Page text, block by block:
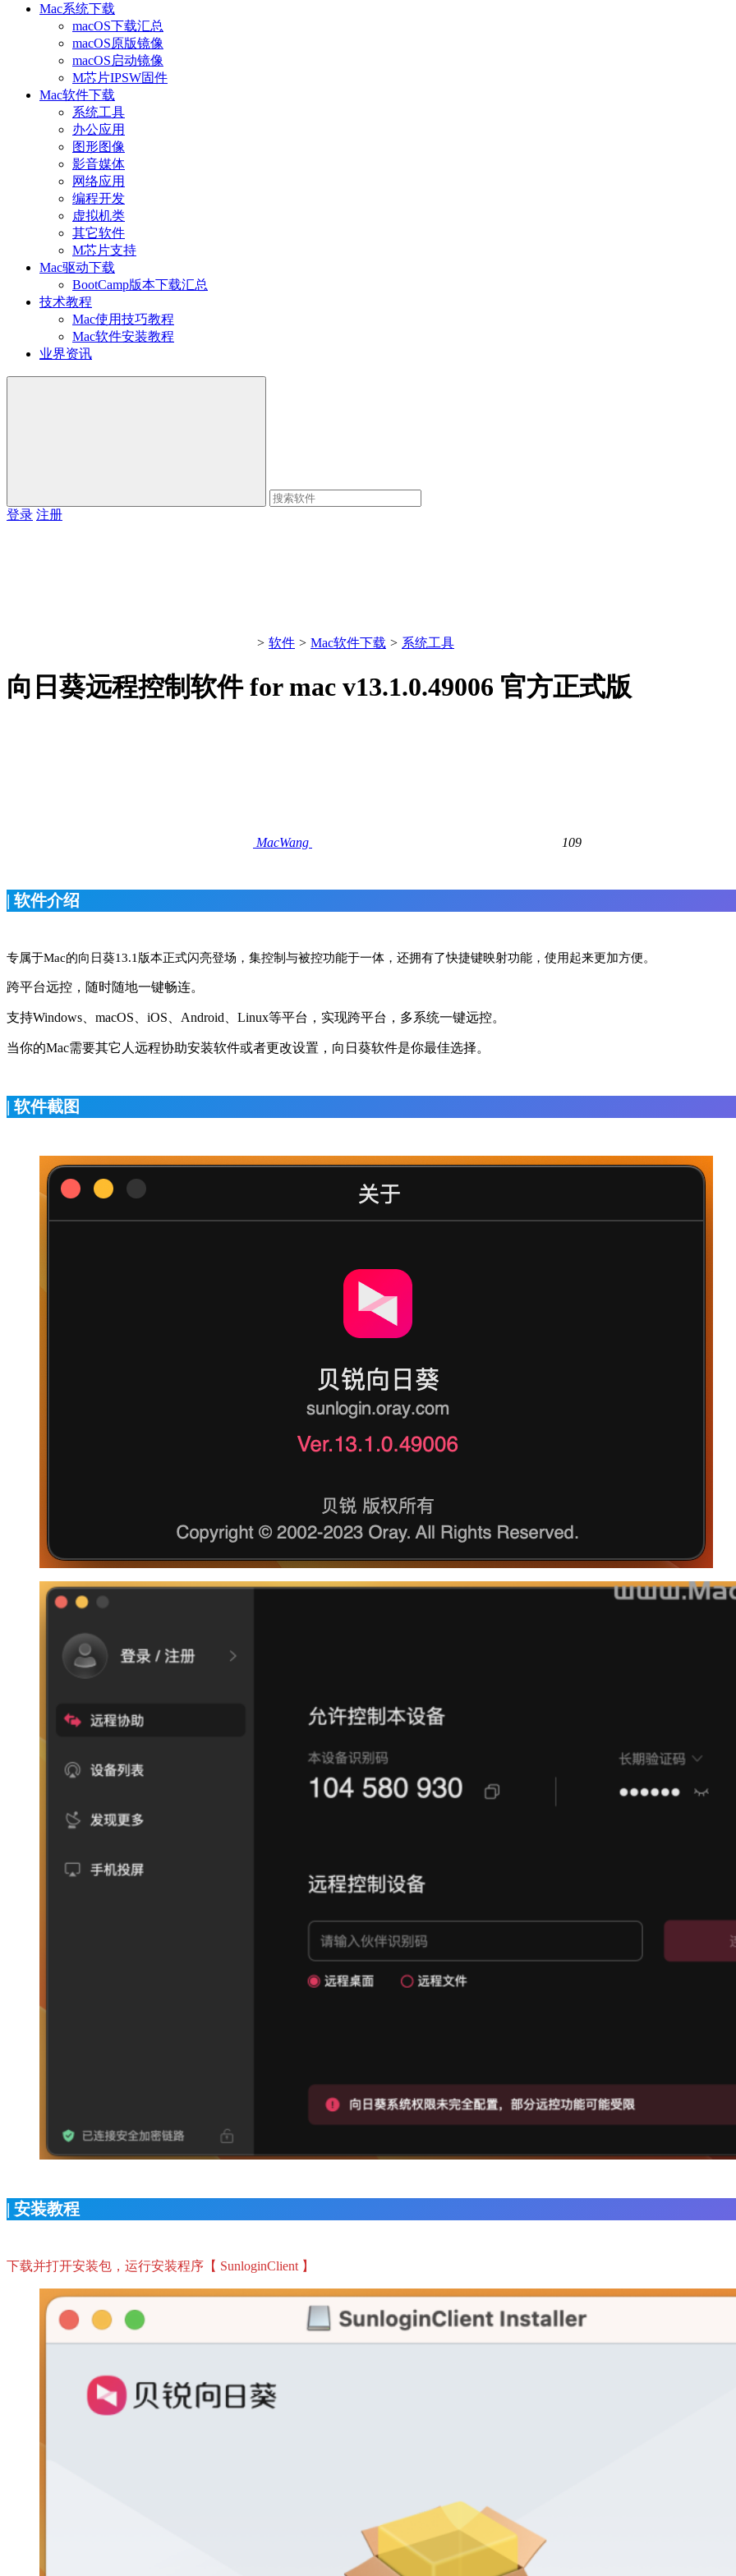
Mac系统下载
macOS下载汇总
macOS原版镜像
macOS启动镜像
M芯片IPSW固件
Mac软件下载
系统工具
办公应用
图形图像
影音媒体
网络应用
编程开发
虚拟机类
其它软件
M芯片支持
Mac驱动下载
BootCamp版本下载汇总
技术教程
Mac使用技巧教程
Mac软件安装教程
业界资讯
登录 注册
> 软件 > Mac软件下载 > 系统工具
向日葵远程控制软件 for mac v13.1.0.49006 官方正式版
MacWang 109
| 软件介绍
专属于Mac的向日葵13.1版本正式闪亮登场，集控制与被控功能于一体，还拥有了快捷键映射功能，使用起来更加方便。
跨平台远控，随时随地一键畅连。
支持Windows、macOS、iOS、Android、Linux等平台，实现跨平台，多系统一键远控。
当你的Mac需要其它人远程协助安装软件或者更改设置，向日葵软件是你最佳选择。
| 软件截图
| 安装教程
下载并打开安装包，运行安装程序【 SunloginClient 】